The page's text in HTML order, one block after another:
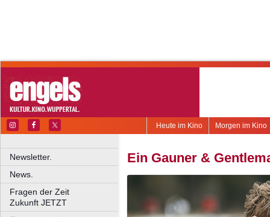
Morgen im Kino
Heute im Kino
Newsletter.
News.
Fragen der Zeit
Zukunft JETZT
Ein Gauner &